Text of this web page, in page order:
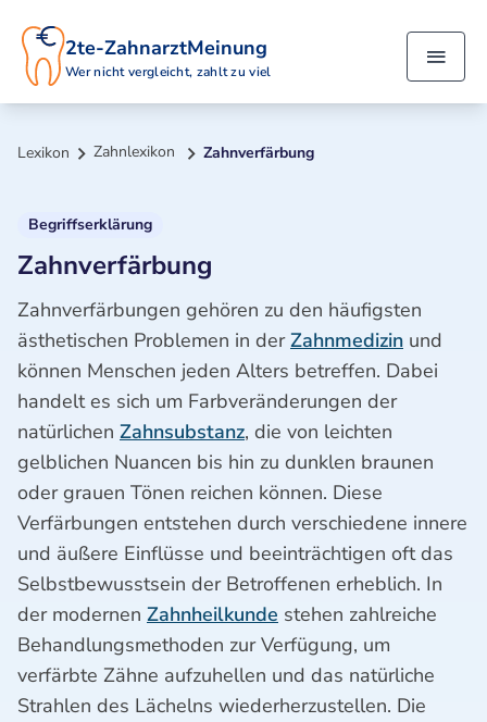
2te-ZahnarztMeinung
Wer nicht vergleicht, zahlt zu viel
Lexikon Zahnlexikon Zahnverfärbung
Begriffserklärung
Zahnverfärbung
Zahnverfärbungen gehören zu den häufigsten
ästhetischen Problemen in derZahnmedizin und
können Menschen jeden Alters betreffen. Dabei
handelt es sich um Farbveränderungen der
natürlichen Zahnsubstanz, die von leichten
gelblichen Nuancen bis hin zu dunklen braunen
oder grauen Tönen reichen können. Diese
Verfärbungen entstehen durch verschiedene innere
und äußere Einflüsse und beeinträchtigen oft das
Selbstbewusstsein der Betroffenen erheblich. In
der modernen Zahnheilkunde stehen zahlreiche
Behandlungsmethoden zur Verfügung, um
verfärbte Zähne aufzuhellen und das natürliche
Strahlen des Lächelns wiederherzustellen. Die